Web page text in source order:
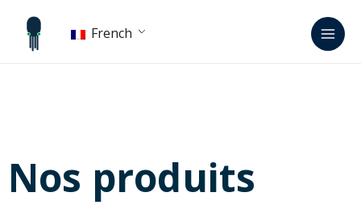
contenu
French
Nos produits